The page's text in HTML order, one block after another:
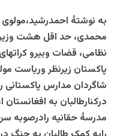
به نوشتۀ
محمدی، حد اقل هشت
نظامی، قضات وبیرو
پاکستان زیرنظر وریاست
شاگردان مدارس
مدرسۀ حقانیه رادرصوبه